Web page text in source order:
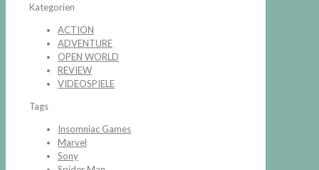
Kategorien
ACTION
ADVENTURE
OPEN WORLD
REVIEW
VIDEOSPIELE
Tags
Insomniac Games
Marvel
Sony